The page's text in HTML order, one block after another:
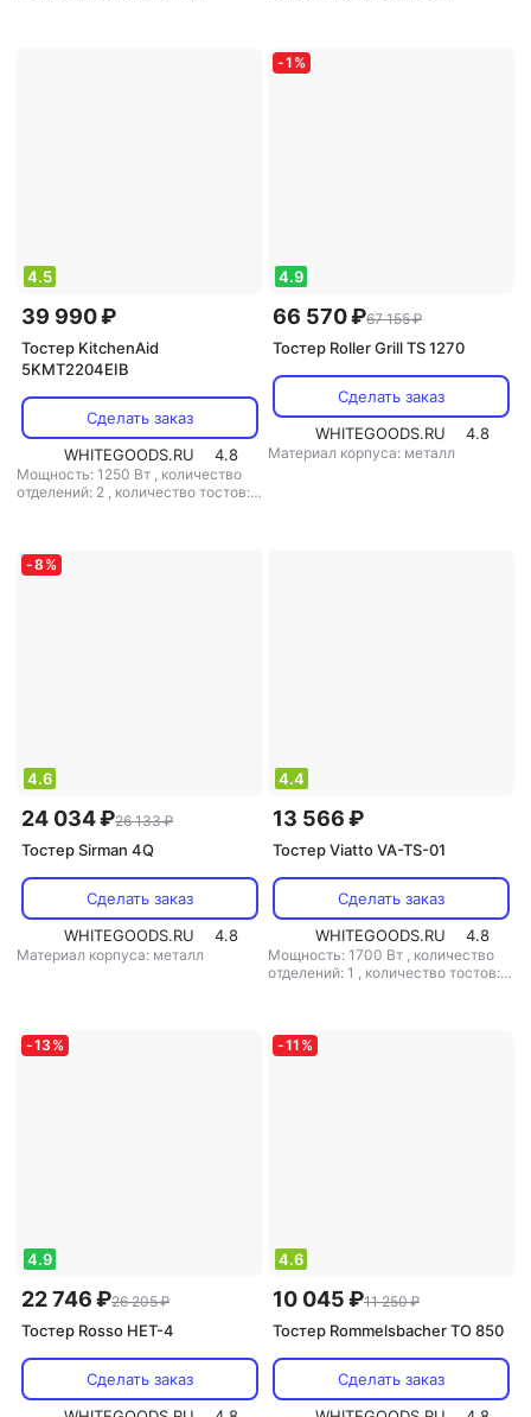
4.5
39 990 ₽
Тостер KitchenAid
5KMT2204EIB
Сделать заказ
WHITEGOODS.RU
4.8
Мощность: 1250 Вт , количество
отделений: 2 , количество тостов: 2
-1 %
4.9
66 570 ₽67 155 ₽
Тостер Roller Grill TS 1270
Сделать заказ
WHITEGOODS.RU
4.8
Материал корпуса: металл
-8 %
4.6
24 034 ₽26 133 ₽
Тостер Sirman 4Q
Сделать заказ
WHITEGOODS.RU
4.8
Материал корпуса: металл
4.4
13 566 ₽
Тостер Viatto VA-TS-01
Сделать заказ
WHITEGOODS.RU
4.8
Мощность: 1700 Вт , количество
отделений: 1 , количество тостов: 2
-13 %
4.9
22 746 ₽26 205 ₽
Тостер Rosso HET-4
Сделать заказ
-11 %
4.6
10 045 ₽11 250 ₽
Тостер Rommelsbacher TO 850
Сделать заказ